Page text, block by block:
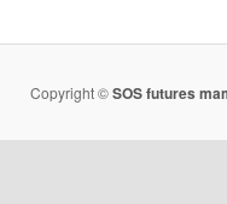
Copyright ©SOS futures